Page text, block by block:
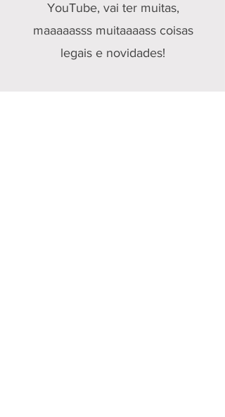
YouTube, vai ter muitas,
maaaaasss muitaaaass coisas
legais e novidades!